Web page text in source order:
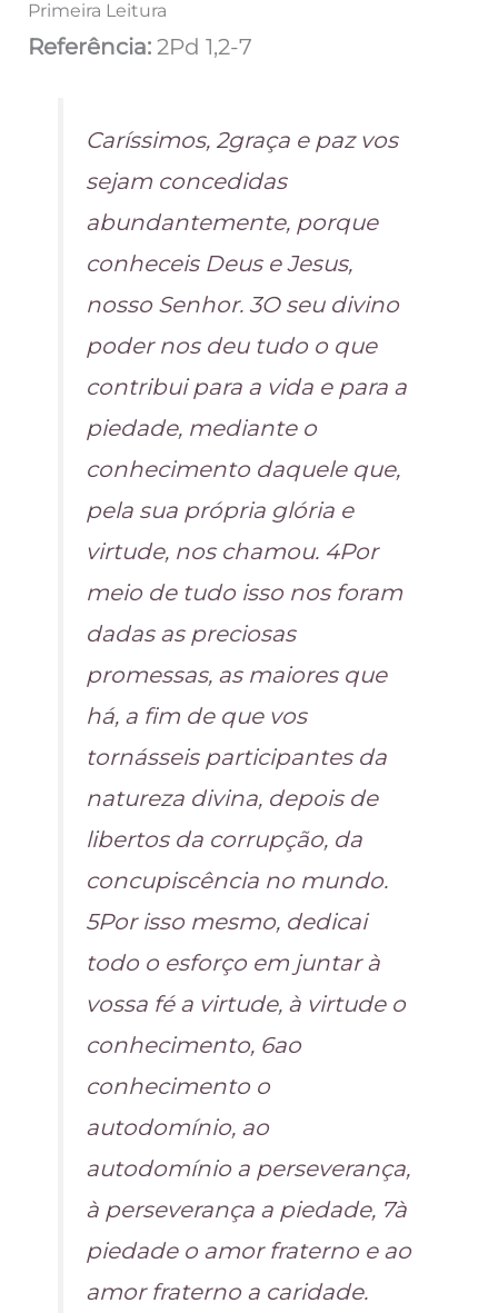
Primeira Leitura
Referência: 2Pd 1,2-7
Caríssimos, 2graça e paz vos
sejam concedidas
abundantemente, porque
conheceis Deus e Jesus,
nosso Senhor. 3O seu divino
poder nos deu tudo o que
contribui para a vida e para a
piedade, mediante o
conhecimento daquele que,
pela sua própria glória e
virtude, nos chamou. 4Por
meio de tudo isso nos foram
dadas as preciosas
promessas, as maiores que
há, a fim de que vos
tornásseis participantes da
natureza divina, depois de
libertos da corrupção, da
concupiscência no mundo.
5Por isso mesmo, dedicai
todo o esforço em juntar à
vossa fé a virtude, à virtude o
conhecimento, 6ao
conhecimento o
autodomínio, ao
autodomínio a perseverança,
à perseverança a piedade, 7à
piedade o amor fraterno e ao
amor fraterno a caridade.